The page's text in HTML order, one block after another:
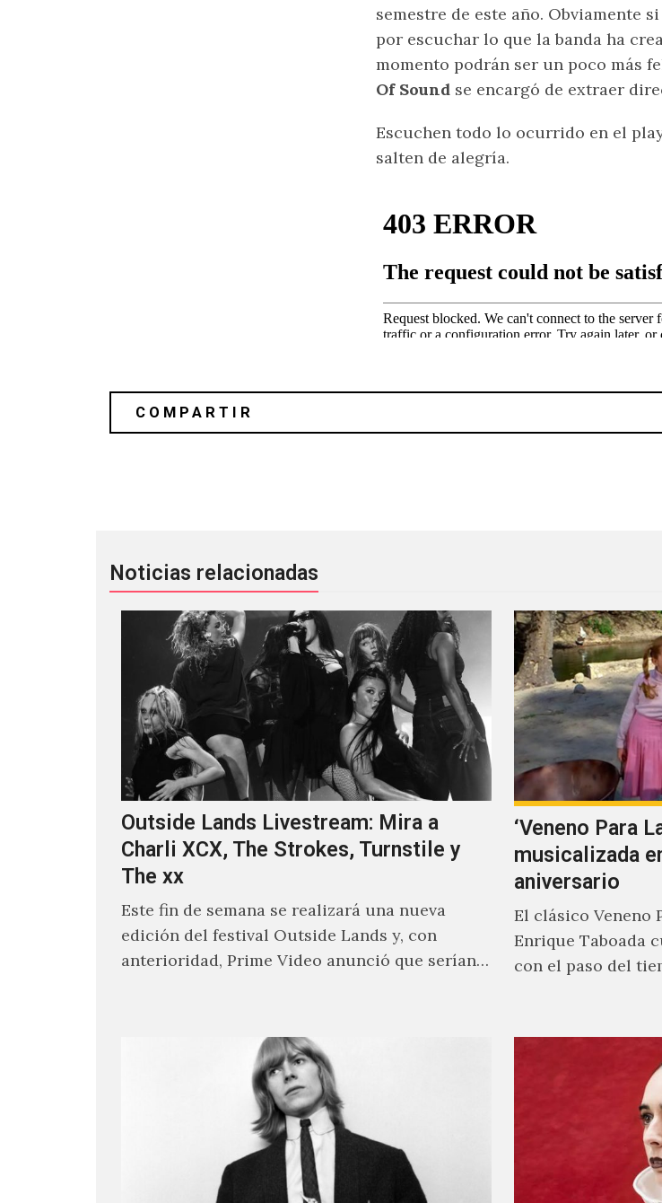
semestre de este año. Obviamente
por escuchar lo que la banda ha
momento podrán ser un poco más
Of Sound se encargó de extraer
Escuchen todo lo ocurrido en el
salten de alegría.
Noticias relacionadas
Outside Lands Livestream: Mira a
Charli XCX, The Strokes, Turnstile y
The xx
Este fin de semana se realizará una nueva
edición del festival Outside Lands y, con
anterioridad, Prime Video anunció que serían
‘Veneno Para
musicalizada
aniversario
El clásico Veneno
Enrique Taboada
con el paso del